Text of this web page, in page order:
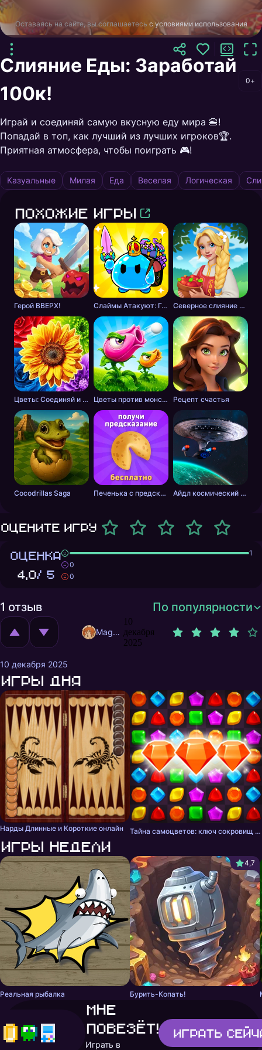
Оставаясь на сайте, вы соглашаетесь с условиями использования
Слияние Еды: Заработай
100к!
0+
Играй и соединяй самую вкусную еду мира 🍔!
Попадай в топ, как лучший из лучших игроков🏆.
Приятная атмосфера, чтобы поиграть 🎮!
Казуальные Милая Еда Веселая Логическая
Похожие игры
Герой ВВЕРХ! Слаймы Атакуют: Головоломка! Северное слияние - тайна леса
Цветы: Соединяй и Продавай Букеты! Цветы против монстров Рецепт счастья
Cocodrillas Saga Печенька с предсказанием Айдл космический добытчик
Оцените игру
ОЦЕНКА
4,0/ 5
1
0
0
1 отзыв По популярности
MagnificentMrFox
10
декабря
2025
10 декабря 2025
Игры дня
Нарды Длинные и Короткие онлайн Тайна самоцветов: ключ сокровищ - три в ряд
Игры недели
Реальная рыбалка
4,7
Бурить-Копать!
Мне
повезёт!
Играть в
Играть